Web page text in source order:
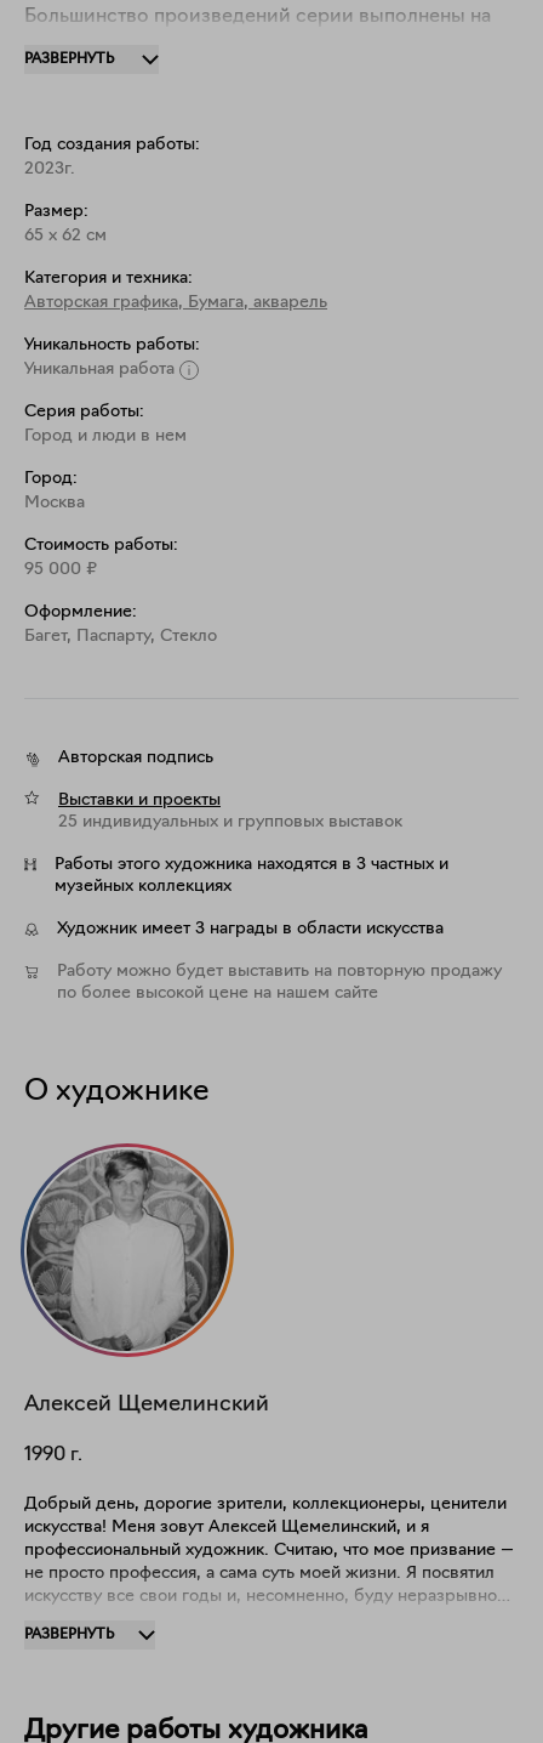
Большинство произведений серии выполнены на
бумаге.
Произведение оформлено в лаконичную коробку и
присутствуют следы бытования.
РАЗВЕРНУТЬ
Год создания работы:
2023г.
Размер:
65 x 62 см
Категория и техника:
Авторская графика, Бумага, акварель
Уникальность работы:
Уникальная работа
Серия работы:
Город и люди в нем
Город:
Москва
Стоимость работы:
95 000 ₽
Оформление:
Багет, Паспарту, Стекло
Авторская подпись
Выставки и проекты
25 индивидуальных и групповых выставок
Работы этого художника находятся в 3 частных и
музейных коллекциях
Художник имеет 3 награды в области искусства
Работу можно будет выставить на повторную продажу
по более высокой цене на нашем сайте
О художнике
Алексей Щемелинский
1990 г.
Добрый день, дорогие зрители, коллекционеры, ценители
искусства! Меня зовут Алексей Щемелинский, и я
профессиональный художник. Считаю, что мое призвание —
не просто профессия, а сама суть моей жизни. Я посвятил
искусству все свои годы и, несомненно, буду неразрывно
начался с фундаментального образования в одном из
строить свою художественную вселенную. За плечами —
около ста групповых и более десятка крупных
РАЗВЕРНУТЬ
Другие работы художника